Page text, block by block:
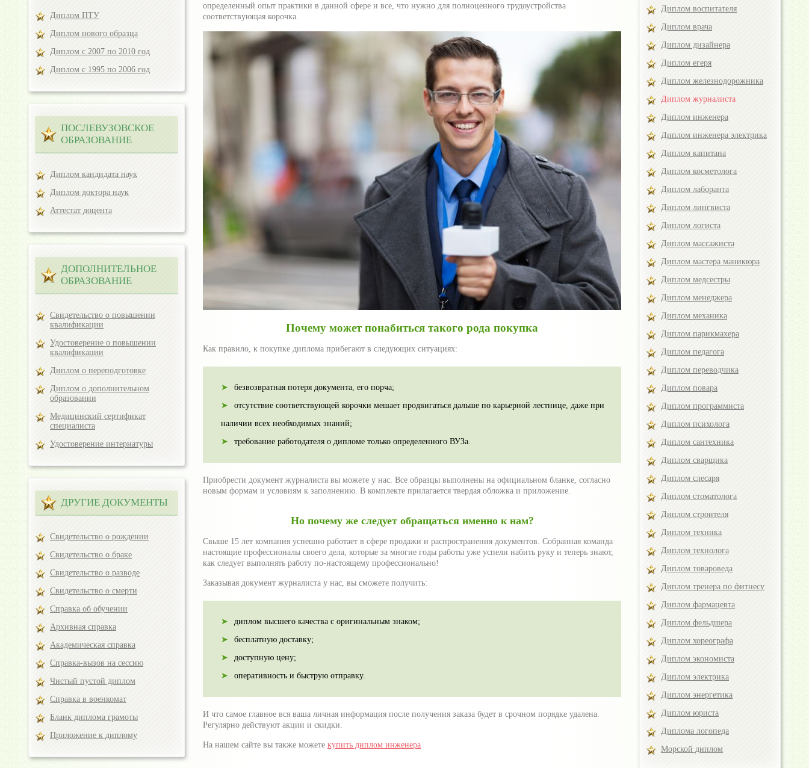
определенный опыт практики в данной сфере и все, что нужно для полноценного трудоустройства
соответствующая корочка.
Почему может понабиться такого рода покупка
Как правило, к покупке диплома прибегают в следующих ситуациях:
безвозвратная потеря документа, его порча;
отсутствие соответствующей корочки мешает продвигаться дальше по карьерной лестнице, даже при
наличии всех необходимых знаний;
требование работодателя о дипломе только определенного ВУЗа.
Приобрести документ журналиста вы можете у нас. Все образцы выполнены на официальном бланке, согласно
новым формам и условиям к заполнению. В комплекте прилагается твердая обложка и приложение.
Но почему же следует обращаться именно к нам?
Свыше 15 лет компания успешно работает в сфере продажи и распространения документов. Собранная команда
настоящие профессионалы своего дела, которые за многие годы работы уже успели набить руку и теперь знают,
как следует выполнять работу по-настоящему профессионально!
Заказывая документ журналиста у нас, вы сможете получить:
диплом высшего качества с оригинальным знаком;
бесплатную доставку;
доступную цену;
оперативность и быструю отправку.
И что самое главное вся ваша личная информация после получения заказа будет в срочном порядке удалена.
Регулярно действуют акции и скидки.
На нашем сайте вы также можете купить диплом инженера
Диплом ПТУ
Диплом нового образца
Диплом с 2007 по 2010 год
Диплом с 1995 по 2006 год
ПОСЛЕВУЗОВСКОЕ
ОБРАЗОВАНИЕ
Диплом кандидата наук
Диплом доктора наук
Аттестат доцента
ДОПОЛНИТЕЛЬНОЕ
ОБРАЗОВАНИЕ
Свидетельство о повышении
квалификации
Удостоверение о повышении
квалификации
Диплом о переподготовке
Диплом о дополнительном
образовании
Медицинский сертификат
специалиста
Удостоверение интернатуры
ДРУГИЕ ДОКУМЕНТЫ
Свидетельство о рождении
Свидетельство о браке
Свидетельство о разводе
Свидетельство о смерти
Справка об обучении
Архивная справка
Академическая справка
Справка-вызов на сессию
Чистый пустой диплом
Справка в военкомат
Бланк диплома грамоты
Приложение к диплому
Диплом воспитателя
Диплом врача
Диплом дизайнера
Диплом егеря
Диплом железнодорожника
Диплом журналиста
Диплом инженера
Диплом инженера электрика
Диплом капитана
Диплом косметолога
Диплом лаборанта
Диплом лингвиста
Диплом логиста
Диплом массажиста
Диплом мастера маникюра
Диплом медсестры
Диплом менеджера
Диплом механика
Диплом парикмахера
Диплом педагога
Диплом переводчика
Диплом повара
Диплом программиста
Диплом психолога
Диплом сантехника
Диплом сварщика
Диплом слесаря
Диплом стоматолога
Диплом строителя
Диплом техника
Диплом технолога
Диплом товароведа
Диплом тренера по фитнесу
Диплом фармацевта
Диплом фельдшера
Диплом хореографа
Диплом экономиста
Диплом электрика
Диплом энергетика
Диплом юриста
Диплома логопеда
Морской диплом